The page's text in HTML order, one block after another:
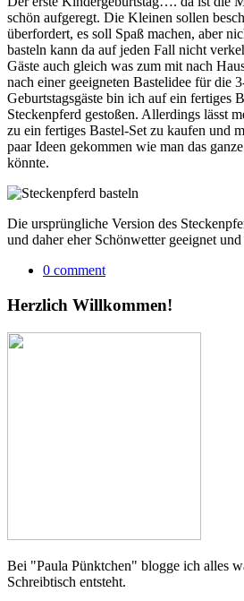
schön aufgeregt. Die Kleinen sollen
überfordert, es soll Spaß machen, aber
basteln kann da auf jeden Fall nicht
Gäste auch gleich was zum mit nach
nach einer geeigneten Bastelidee für die
Geburtstagsgäste bin ich auf ein fertiges
Steckenpferd gestoßen. Allerdings lässt
zu ein fertiges Bastel-Set zu kaufen und
paar Ideen gekommen wie man das
könnte.
Die ursprüngliche Version des
und daher eher Schönwetter geeignet
0 comment
Herzlich Willkommen!
Bei "Paula Pünktchen" blogge ich alles
Schreibtisch entsteht.